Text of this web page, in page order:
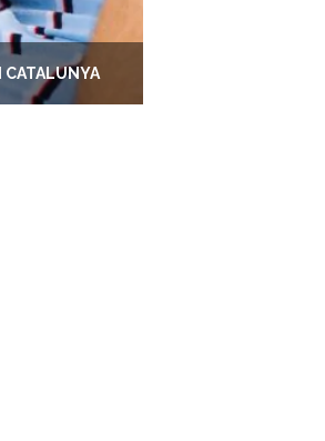
CATALUNYA